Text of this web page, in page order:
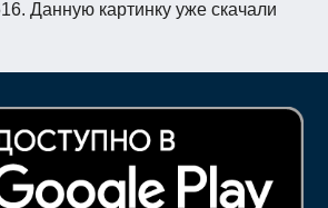
Данную картинку уже скачали